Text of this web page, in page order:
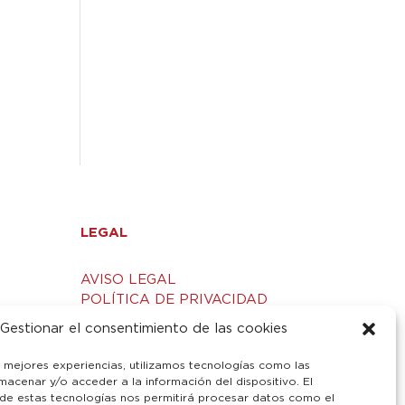
Gestionar el consentimiento de las cookies
experiencias, utilizamos tecnologías como las
y/o acceder a la información del dispositivo. El
estas tecnologías nos permitirá procesar datos como el
LEGAL
AVISO LEGAL
POLÍTICA DE PRIVACIDAD